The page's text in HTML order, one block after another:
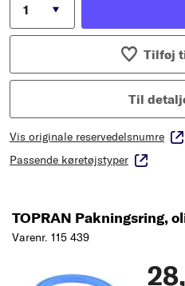
Tilføj
Til
Vis originale reservedelsnumre
Passende køretøjstyper
TOPRAN Pakningsring,
Varenr. 115 439